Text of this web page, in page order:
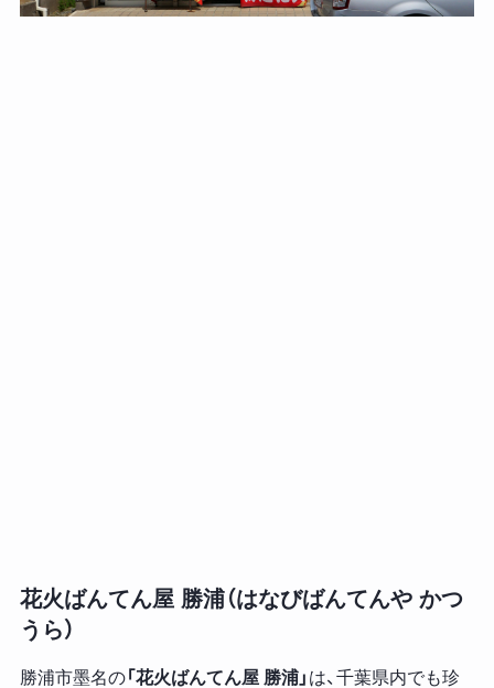
花火ばんてん屋 勝浦（はなびばんてんや かつ
うら）
勝浦市墨名の「花火ばんてん屋 勝浦」 は、千葉県内でも珍